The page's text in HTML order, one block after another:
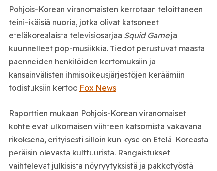
Pohjois-Korean viranomaisten kerrotaan teloittaneen
teini-ikäisiä nuoria, jotka olivat katsoneet
eteläkorealaista televisiosarjaa Squid Gameja
kuunnelleet pop-musiikkia. Tiedot perustuvat maasta
paenneiden henkilöiden kertomuksiin ja
kansainvälisten ihmisoikeusjärjestöjen keräämiin
todistuksiin kertoo Fox News
Raporttien mukaan Pohjois-Korean viranomaiset
kohtelevat ulkomaisen viihteen katsomista vakavana
rikoksena, erityisesti silloin kun kyse on Etelä-Koreasta
peräisin olevasta kulttuurista. Rangaistukset
vaihtelevat julkisista nöyryytyksistä ja pakkotyöstä